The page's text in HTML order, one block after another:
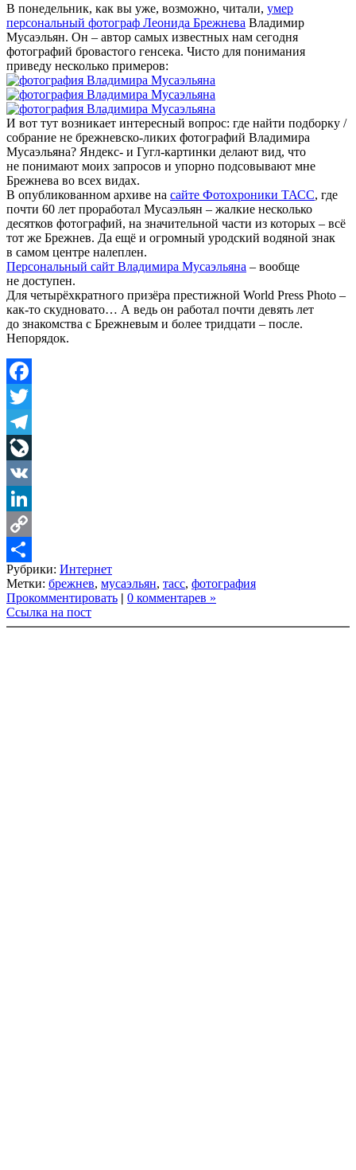
В понедельник, как вы уже, возможно, читали, умер
персональный фотограф Леонида Брежнева Владимир
Мусаэльян. Он – автор самых известных нам сегодня
фотографий бровастого генсека. Чисто для понимания
приведу несколько примеров:
И вот тут возникает интересный вопрос: где найти подборку /
собрание не брежневско-ликих фотографий Владимира
Мусаэльяна? Яндекс- и Гугл-картинки делают вид, что
не понимают моих запросов и упорно подсовывают мне
Брежнева во всех видах.
В опубликованном архиве на сайте Фотохроники ТАСС, где
почти 60 лет проработал Мусаэльян – жалкие несколько
десятков фотографий, на значительной части из которых – всё
тот же Брежнев. Да ещё и огромный уродский водяной знак
в самом центре налеплен.
Персональный сайт Владимира Мусаэльяна – вообще
не доступен.
Для четырёхкратного призёра престижной World Press Photo –
как-то скудновато… А ведь он работал почти девять лет
до знакомства с Брежневым и более тридцати – после.
Непорядок.
Facebook
Twitter
Telegram
LiveJournal
VK
LinkedIn
Copy
Link
Share
Рубрики: Интернет
Метки: брежнев, мусаэльян, тасс, фотография
Прокомментировать | 0 комментарев »
Ссылка на пост